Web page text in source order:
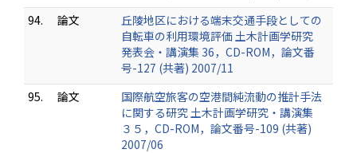
94.
論文
丘陵地区における端末交通手段としての
自転車の利用環境評価 土木計画学研究
発表会・講演集 36，CD-ROM，論文番
号-127 (共著) 2007/11
95.
論文
国際航空旅客の空港間純流動の推計手法
に関する研究 土木計画学研究・講演集
３５，CD-ROM，論文番号-109 (共著)
2007/06